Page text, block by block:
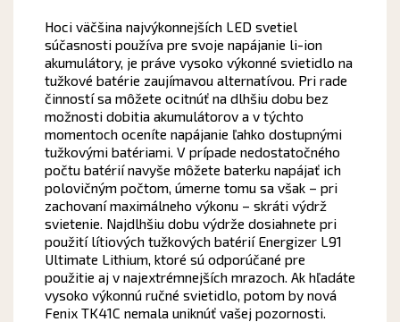
Hoci väčšina najvýkonnejších LED svetiel
súčasnosti používa pre svoje napájanie li-ion
akumulátory, je práve vysoko výkonné svietidlo na
tužkové batérie zaujímavou alternatívou. Pri rade
činností sa môžete ocitnúť na dlhšiu dobu bez
možnosti dobitia akumulátorov a v týchto
momentoch oceníte napájanie ľahko dostupnými
tužkovými batériami. V prípade nedostatočného
počtu batérií navyše môžete baterku napájať ich
polovičným počtom, úmerne tomu sa však – pri
zachovaní maximálneho výkonu – skráti výdrž
svietenie. Najdlhšiu dobu výdrže dosiahnete pri
použití lítiových tužkových batérií Energizer L91
Ultimate Lithium, ktoré sú odporúčané pre
použitie aj v najextrémnejších mrazoch. Ak hľadáte
vysoko výkonnú ručné svietidlo, potom by nová
Fenix ​​TK41C nemala uniknúť vašej pozornosti.